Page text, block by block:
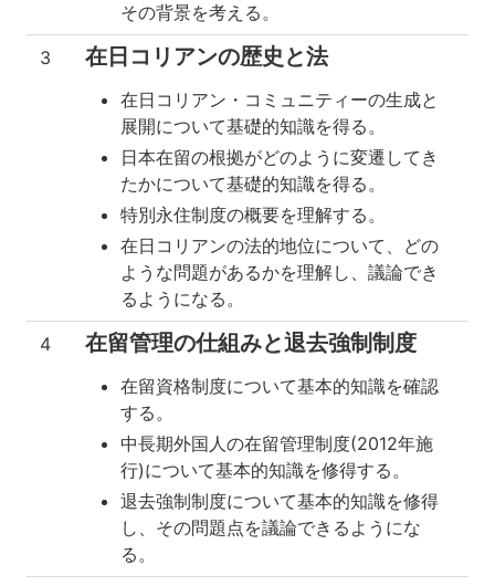
その背景を考える。
3 在日コリアンの歴史と法
在日コリアン・コミュニティーの生成と
展開について基礎的知識を得る。
日本在留の根拠がどのように変遷してき
たかについて基礎的知識を得る。
特別永住制度の概要を理解する。
在日コリアンの法的地位について、どの
ような問題があるかを理解し、議論でき
るようになる。
4 在留管理の仕組みと退去強制制度
在留資格制度について基本的知識を確認
する。
中長期外国人の在留管理制度(2012年施
行)について基本的知識を修得する。
退去強制制度について基本的知識を修得
し、その問題点を議論できるようにな
る。